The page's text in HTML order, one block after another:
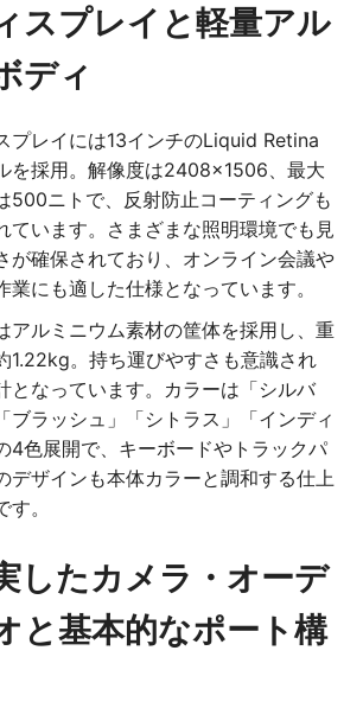
スプレイと軽量アル
ディ
プレイには13インチのLiquid Retina
を採用。解像度は2408×1506、最大
500ニトで、反射防止コーティングも
ています。さまざまな照明環境でも見
が確保されており、オンライン会議や
業にも適した仕様となっています。
アルミニウム素材の筐体を採用し、重
1.22kg。持ち運びやすさも意識され
となっています。カラーは「シルバ
ブラッシュ」「シトラス」「インディ
4色展開で、キーボードやトラックパ
デザインも本体カラーと調和する仕上
す。
したカメラ・オーデ
と基本的なポート構